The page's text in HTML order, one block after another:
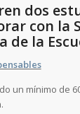
dos
con la
de la
un mínimo de